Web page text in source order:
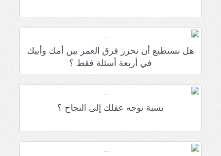
هل نستطيع أن نحزر فرق العمر بين أمك وأبيك
في أربعة أسئلة فقط ؟
نسبة توجه عقلك إلى النجاح ؟